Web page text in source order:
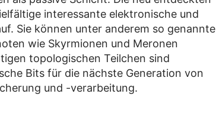
interessante elektronische und
Sie können unter anderem so genannte
wie Skyrmionen und Meronen
topologischen Teilchen sind
Bits für die nächste Generation von
und -verarbeitung.